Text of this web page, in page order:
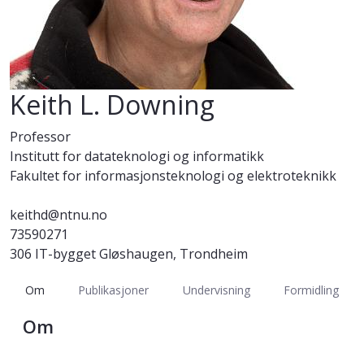
Keith L. Downing
Professor
Institutt for datateknologi og informatikk
Fakultet for informasjonsteknologi og elektroteknikk
keithd@ntnu.no
73590271
306 IT-bygget Gløshaugen, Trondheim
Om Publikasjoner Undervisning Formidling
Om